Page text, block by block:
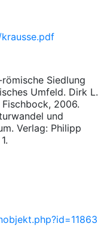
Siedlung
Umfeld. Dirk L.
2006.
und
Verlag: Philipp